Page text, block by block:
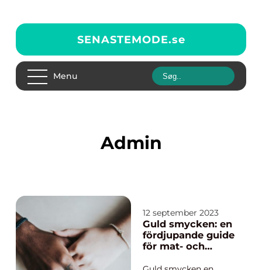
SENASTEMODE.se
Menu
admin
12 september 2023
Guld smycken: en
fördjupande guide
för mat- och